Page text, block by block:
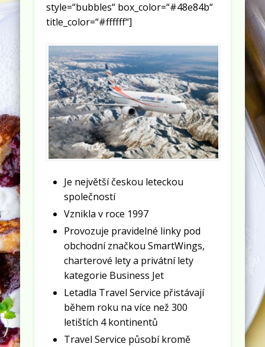
style=“bubbles“ box_color=“#48e84b“
title_color=“#ffffff“]
Je největší českou leteckou
společností
Vznikla v roce 1997
Provozuje pravidelné linky pod
obchodní značkou SmartWings,
charterové lety a privátní lety
kategorie Business Jet
Letadla Travel Service přistávají
během roku na více než 300
letištích 4 kontinentů
Travel Service působí kromě